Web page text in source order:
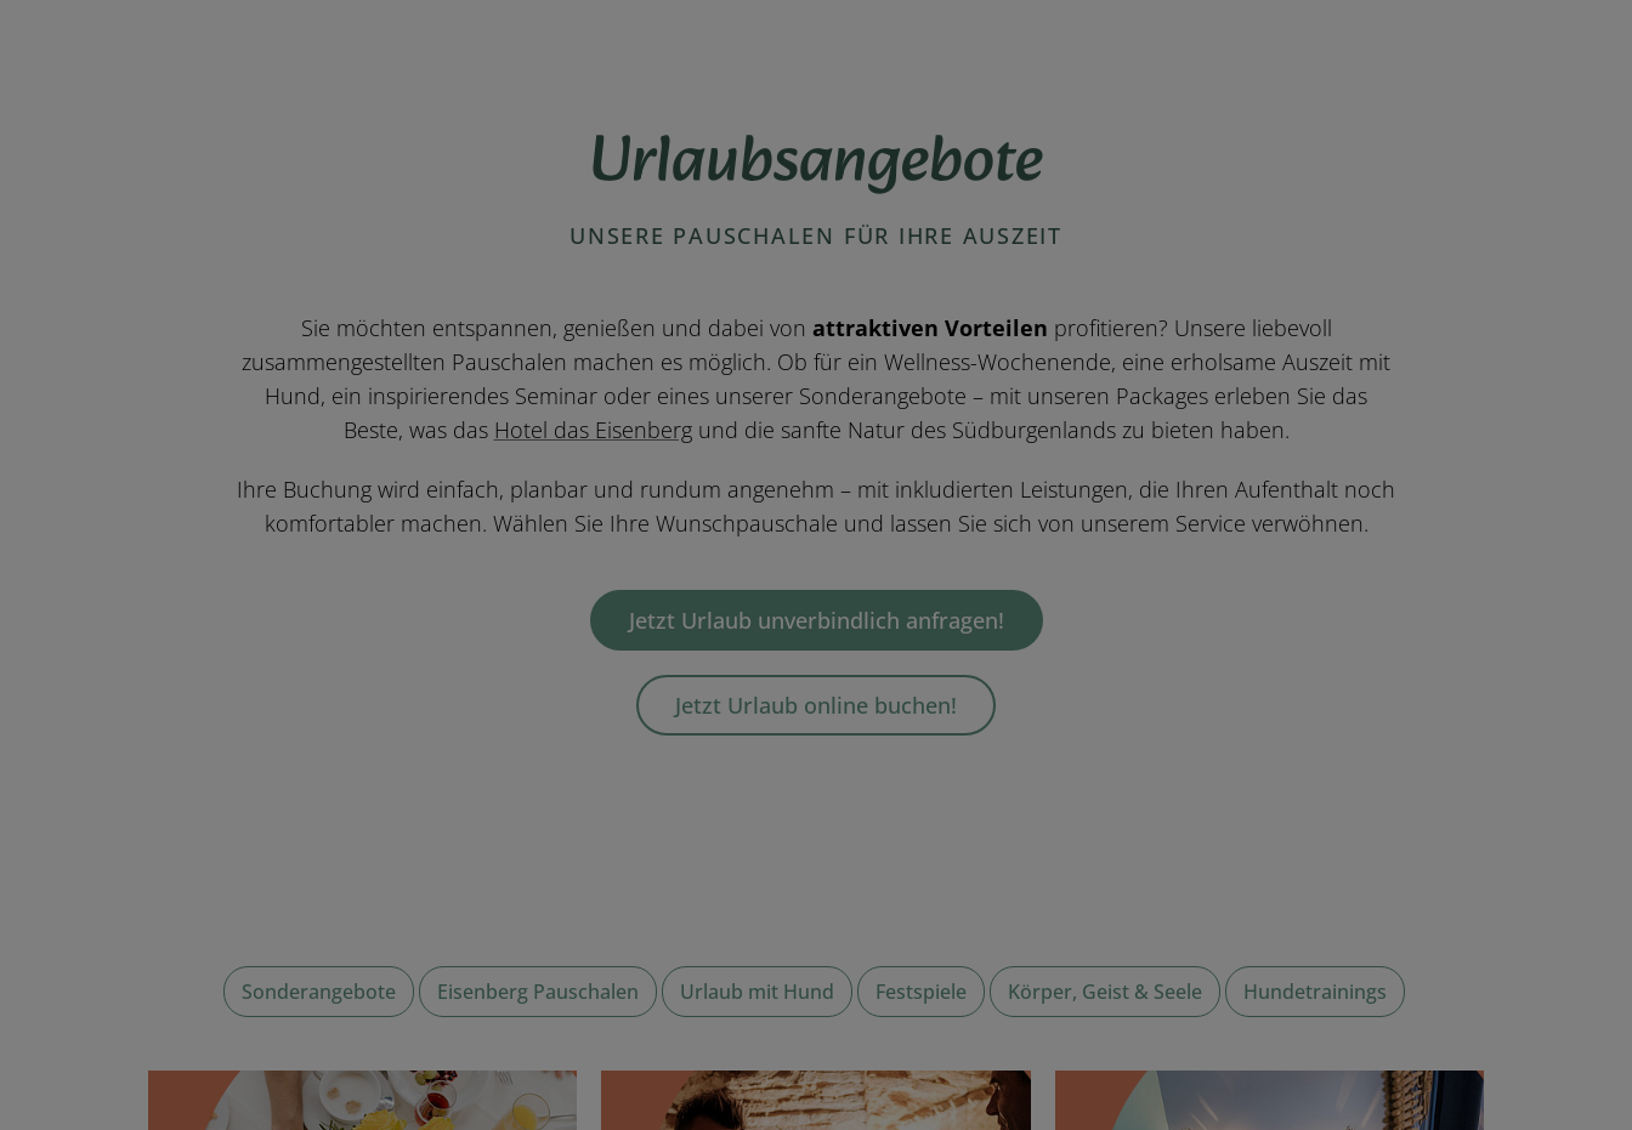
Urlaubsangebote
UNSERE PAUSCHALEN FÜR IHRE AUSZEIT
Sie möchten entspannen, genießen und dabei von attraktiven Vorteilen profitieren? Unsere liebevoll
zusammengestellten Pauschalen machen es möglich. Ob für ein Wellness-Wochenende, eine erholsame Auszeit mit
Hund, ein inspirierendes Seminar oder eines unserer Sonderangebote – mit unseren Packages erleben Sie das
Beste, was das Hotel das Eisenbergund die sanfte Natur des Südburgenlands zu bieten haben.
Ihre Buchung wird einfach, planbar und rundum angenehm – mit inkludierten Leistungen, die Ihren Aufenthalt noch
komfortabler machen. Wählen Sie Ihre Wunschpauschale und lassen Sie sich von unserem Service verwöhnen.
Jetzt Urlaub unverbindlich anfragen!
Jetzt Urlaub online buchen!
Sonderangebote Eisenberg Pauschalen Urlaub mit Hund Festspiele Körper, Geist & Seele Hundetrainings